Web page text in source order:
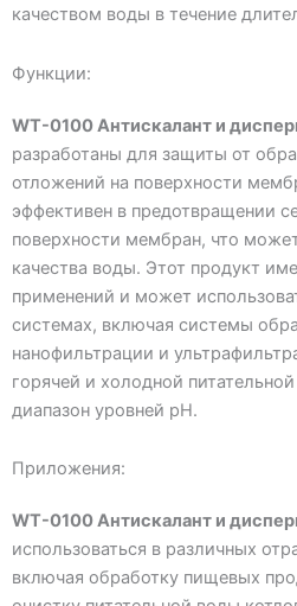
качеством воды в течение
Функции:
WT-0100 Антискалант и
разработаны для защиты от
отложений на поверхности
эффективен в предотвращении
поверхности мембран, что
качества воды. Этот продукт
применений и может
системах, включая системы
нанофильтрации и
горячей и холодной
диапазон уровней pH.
Приложения:
WT-0100 Антискалант и
использоваться в различных
включая обработку пищевых